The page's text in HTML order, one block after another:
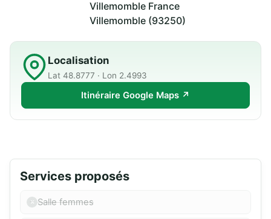
Villemomble France
Villemomble (93250)
Localisation
Lat 48.8777 · Lon 2.4993
Itinéraire Google Maps ↗
Services proposés
Salle femmes